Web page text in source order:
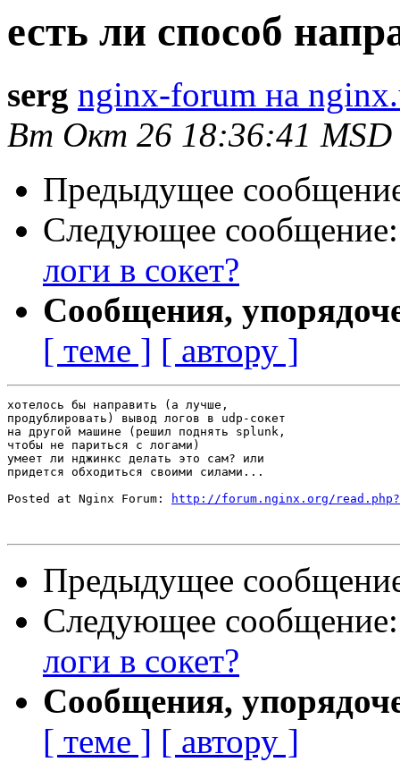
есть ли способ
serg nginx-forum на
Вт Окт 26 18:36:41 MSD
Предыдущее
Следующее
логи в сокет?
Сообщения,
[ теме ] [ автору ]
хотелось бы направить (а лучше,
продублировать) вывод логов в udp-сокет
на другой машине (решил поднять splunk,
чтобы не париться с логами)
умеет ли нджинкс делать это сам? или
придется обходиться своими силами...
Posted at Nginx Forum:
http://forum.nginx.org/
Предыдущее
Следующее
логи в сокет?
Сообщения,
[ теме ] [ автору ]